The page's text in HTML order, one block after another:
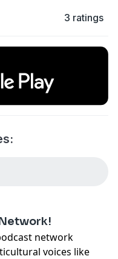
3 ratings
network
voices like